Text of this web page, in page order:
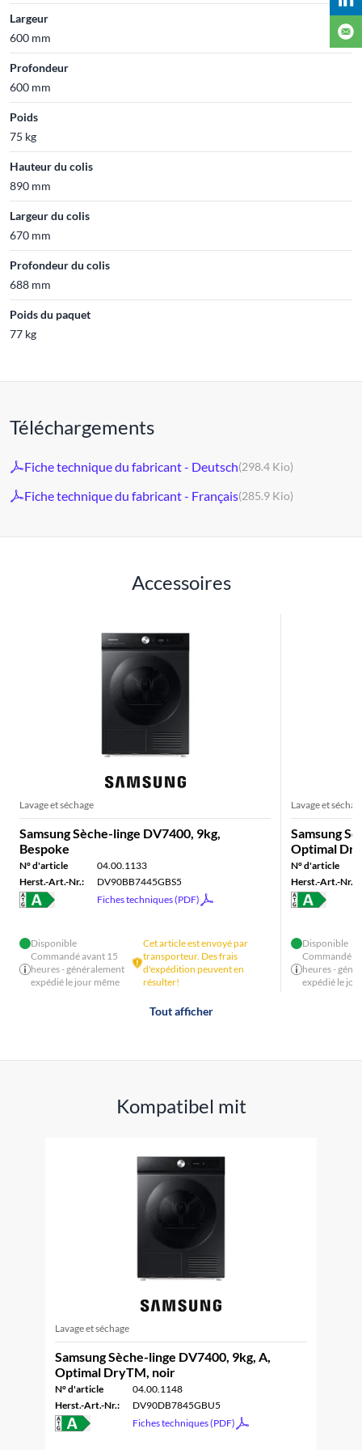
Largeur
600 mm
Profondeur
600 mm
Poids
75 kg
Hauteur du colis
890 mm
Largeur du colis
670 mm
Profondeur du colis
688 mm
Poids du paquet
77 kg
Téléchargements
Fiche technique du fabricant - Deutsch(298.4 Kio)
Fiche technique du fabricant - Français(285.9 Kio)
Accessoires
Lavage et séchage
Samsung Sèche-linge DV7400, 9kg,
Bespoke
N° d'article
04.00.1133
Herst.-Art.-Nr.:
DV90BB7445GBS5
Fiches techniques (PDF)
Disponible
Commandé avant 15
heures - généralement
expédié le jour même
Cet article est envoyé par
transporteur. Des frais
d'expédition peuvent en
résulter!
Lavage et
Samsung
Optimal
N° d'article
Herst.-Art.-Nr.:
Disponible
Commandé
heures -
expédié le
Tout afficher
Kompatibel mit
Lavage et séchage
Samsung Sèche-linge DV7400, 9kg, A,
Optimal DryTM, noir
N° d'article
04.00.1148
Herst.-Art.-Nr.:
DV90DB7845GBU5
Fiches techniques (PDF)